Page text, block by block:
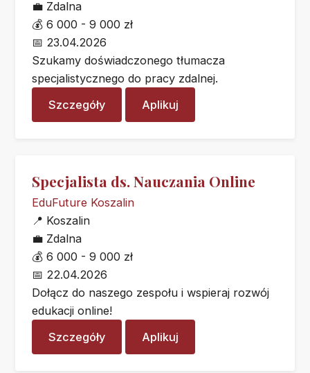
💼 Zdalna
💰 6 000 - 9 000 zł
📅 23.04.2026
Szukamy doświadczonego tłumacza
specjalistycznego do pracy zdalnej.
Szczegóły
Aplikuj
Specjalista ds. Nauczania Online
EduFuture Koszalin
📍 Koszalin
💼 Zdalna
💰 6 000 - 9 000 zł
📅 22.04.2026
Dołącz do naszego zespołu i wspieraj rozwój
edukacji online!
Szczegóły
Aplikuj